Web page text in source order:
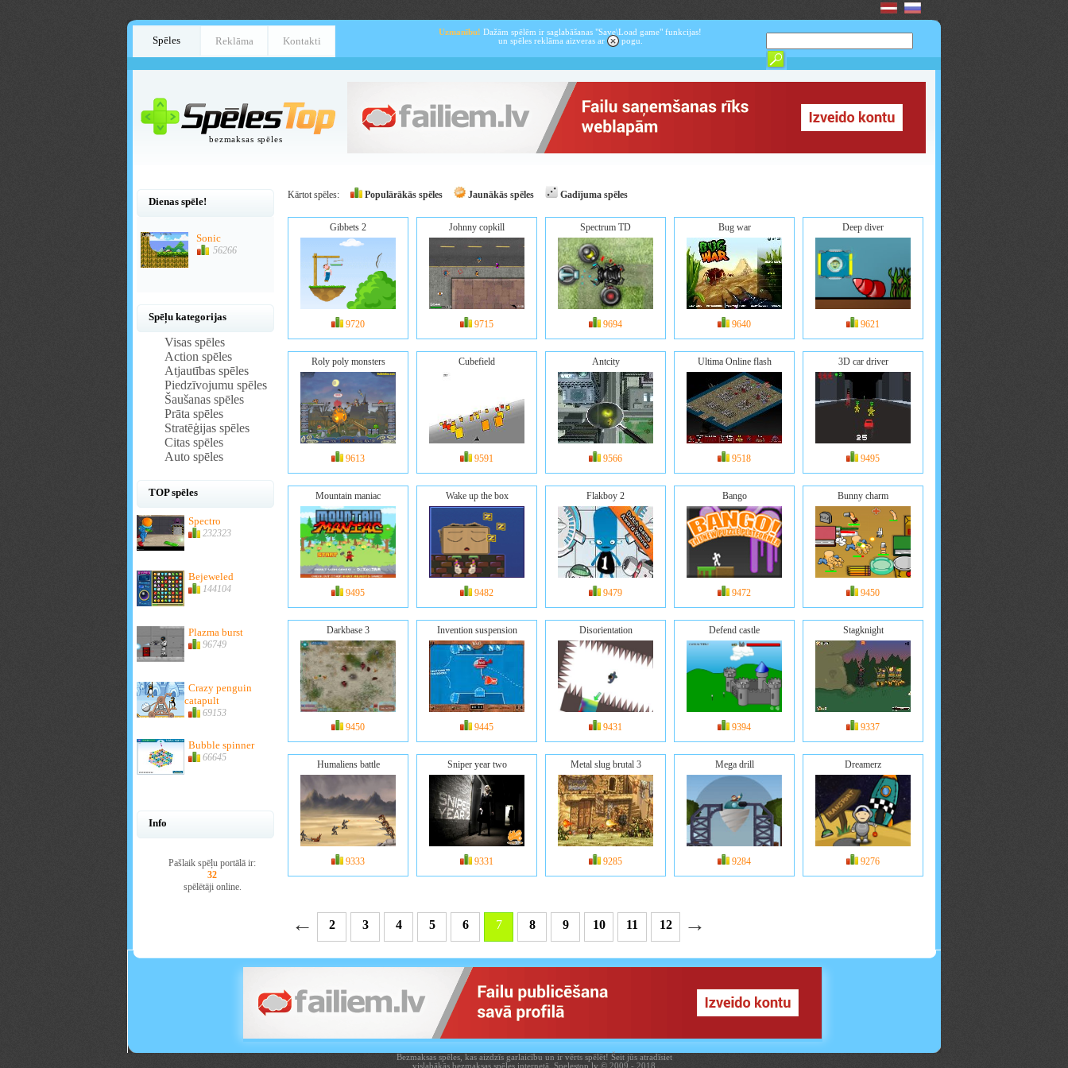
Spēles Reklāma Kontakti
Uzmanību! Dažām spēlēm ir saglabāšanas "Save\Load game" funkcijas!
un spēles reklāma aizveras ar
pogu.
bezmaksas spēles
Dienas spēle!
Sonic
56266
Spēļu kategorijas
Visas spēles
Action spēles
Atjautības spēles
Piedzīvojumu spēles
Šaušanas spēles
Prāta spēles
Stratēģijas spēles
Citas spēles
Auto spēles
TOP spēles
Spectro
232323
Bejeweled
144104
Plazma burst
96749
Crazy penguin
catapult
69153
Bubble spinner
66645
Info
Pašlaik spēļu portālā ir:
32
spēlētāji online.
Kārtot spēles: Populārākās spēles Jaunākās spēles Gadījuma spēles
Gibbets 2
9720
Johnny copkill
9715
Spectrum TD
9694
Bug war
9640
Deep diver
9621
Roly poly monsters
9613
Cubefield
9591
Antcity
9566
Ultima Online flash
9518
3D car driver
9495
Mountain maniac
9495
Wake up the box
9482
Flakboy 2
9479
Bango
9472
Bunny charm
9450
Darkbase 3
9450
Invention suspension
9445
Disorientation
9431
Defend castle
9394
Stagknight
9337
Humaliens battle
9333
Sniper year two
9331
Metal slug brutal 3
9285
Mega drill
9284
Dreamerz
9276
← 2 3 4 5 6 7 8 9 10 11 12 →
Bezmaksas spēles, kas aizdzīs garlaicību un ir vērts spēlēt! Šeit jūs atradīsiet
vislabākās bezmaksas spēles internetā. Spelestop.lv © 2009 - 2018